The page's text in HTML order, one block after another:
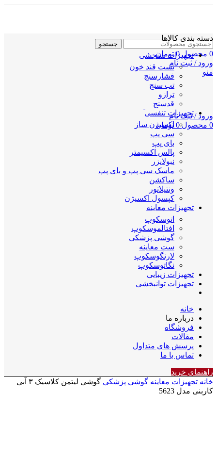
جستجو
0 محصول 0 تومان
ورود / ثبت نام
منو
ورود / ثبت نام
0 محصول 0 تومان
دسته بندی کالاها
تجهیزات سنجشی
تست قند خون
فشارسنج
تب سنج
ترازو
قدسنج
تجهیزات تنفسی
اکسیژن ساز
سی پپ
بای پپ
پالس اکسیمتر
نبولایزر
ماسک سی پپ و بای پپ
ساکشن
ونتیلاتور
کپسول اکسیژن
تجهیزات معاینه
اتوسکوپ
افتالموسکوپ
گوشی پزشکی
ست معاینه
لارنگوسکوپ
نگاتوسکوپ
تجهیزات زیبایی
تجهیزات توانبخشی
خانه
درباره ما
فروشگاه
مقالات
پرسش های متداول
تماس با ما
راهنمای خرید
خانه تجهیزات معاینه گوشی پزشکی
گوشی لیتمن کلاسیک ۳ آبی
کاربنی مدل 5623